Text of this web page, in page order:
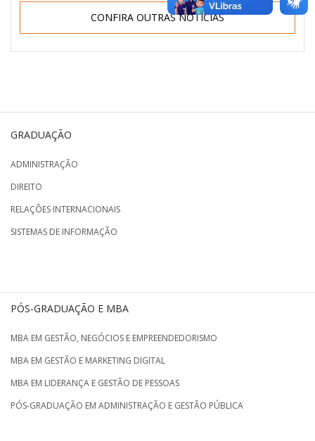
CONFIRA OUTRAS NOTÍCIAS
GRADUAÇÃO
ADMINISTRAÇÃO
DIREITO
RELAÇÕES INTERNACIONAIS
SISTEMAS DE INFORMAÇÃO
PÓS-GRADUAÇÃO E MBA
MBA EM GESTÃO, NEGÓCIOS E EMPREENDEDORISMO
MBA EM GESTÃO E MARKETING DIGITAL
MBA EM LIDERANÇA E GESTÃO DE PESSOAS
PÓS-GRADUAÇÃO EM ADMINISTRAÇÃO E GESTÃO PÚBLICA